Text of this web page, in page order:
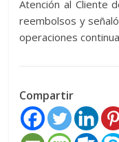
Atención al Cliente
reembolsos y
operaciones
Compartir